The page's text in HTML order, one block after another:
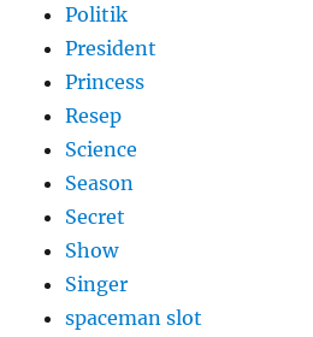
Politik
President
Princess
Resep
Science
Season
Secret
Show
Singer
spaceman slot